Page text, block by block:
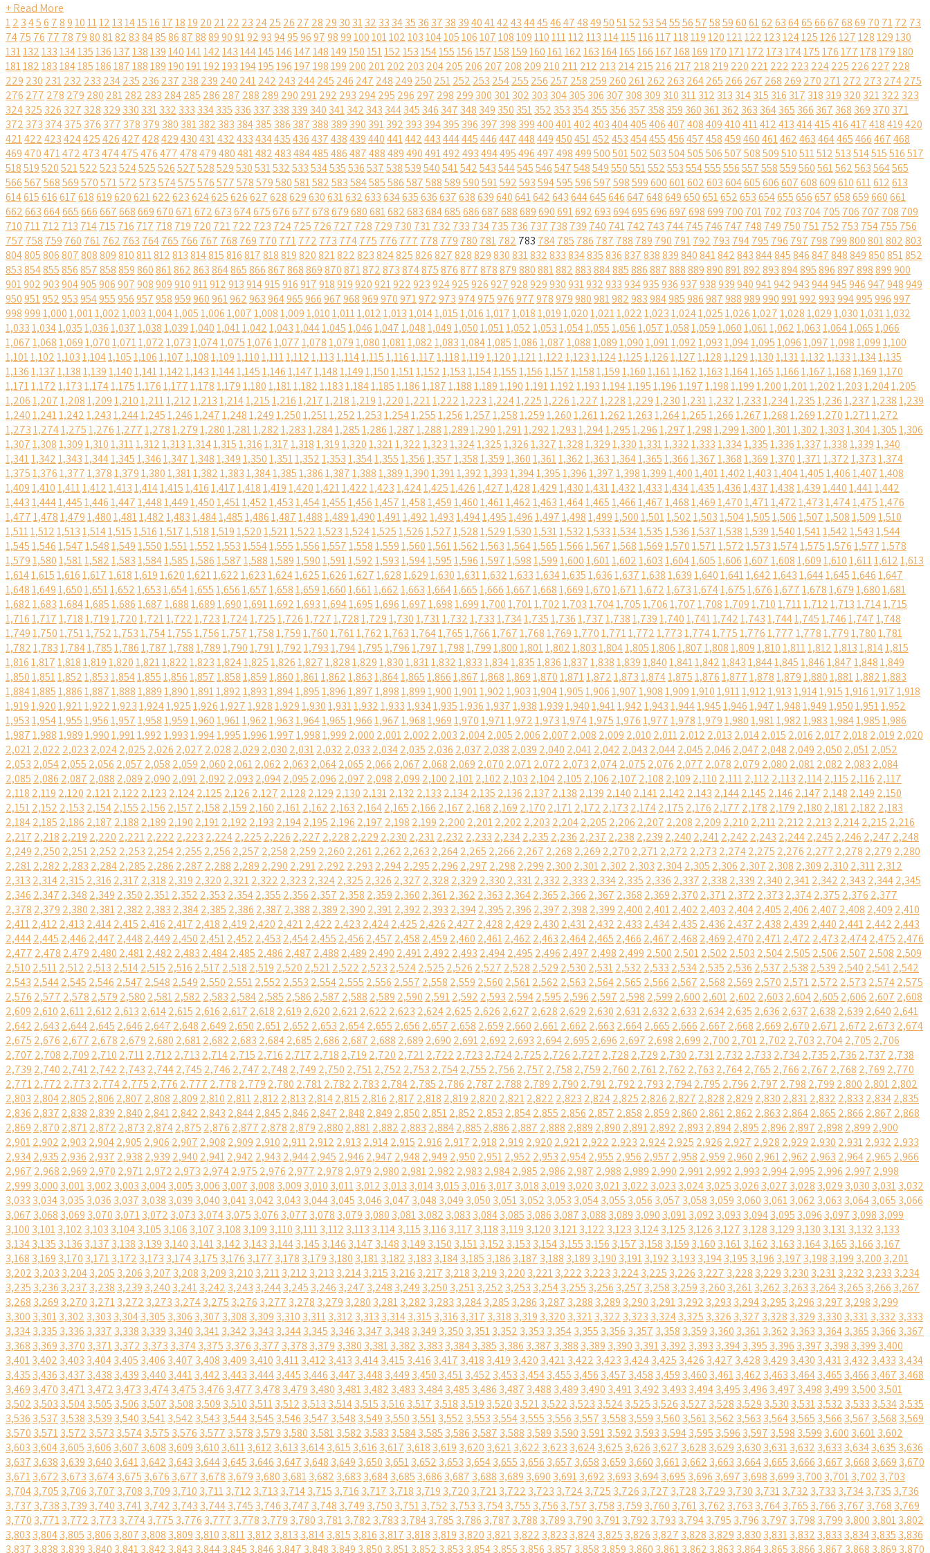
+ Read More
12 3456 78910111213141516171819 20 2122 23 2425 26 27 28 29 30 3132 33 3435 36 37 38 39404142434445464748495051525354555657585960616263646566676869 70 7172 73
7475 76 77 78 798081828384858687888990919293949596979899100101102103104105106107108109110111112113114115116117118119120121122123124125126127128129130
131132133134135136137138139140141142143144145146147148149150151152153154155156157158159160161162163164165166167168169170171172173174175176177178179180
181182183184185186187188189190191192193194195196197198199 200 201202 203 204205 206 207 208 209 210 211212 213 214215 216 217 218 219 220 221222 223 224225 226 227 228
229 230 231232 233 234235 236 237 238 239 240 241242 243 244245 246 247 248 249 250 251252 253 254255 256 257 258 259 260 261262 263 264265 266 267 268 269 270 271272 273 274275
276 277 278 279 280 281282 283 284285 286 287 288 289 290 291292 293 294295 296 297 298 299 300 301302 303 304305 306 307 308 309 310 311312 313 314315 316 317 318 319 320 321322 323
324325 326 327 328 329 330 331332 333 334335 336 337 338 339 340 341342 343 344345 346 347 348 349 350 351352 353 354355 356 357 358 359 360 361362 363 364365 366 367 368 369 370 371
372 373 374375 376 377 378 379 380 381382 383 384385 386 387 388 389 390 391392 393 394395 396 397 398 399400401402403404405406407408409410411412413414415416417418419420
421422423424425426427428429430431432433434435436437438439440441442443444445446447448449450451452453454455456457458459460461462463464465466467468
469470471472473474475476477478479480481482483484485486487488489490491492493494495496497498499500501502503504505506507508509510511512513514515516517
518519520521522523524525526527528529530531532533534535536537538539540541542543544545546547548549550551552553554555556557558559560561562563564565
566567568569570571572573574575576577578579580581582583584585586587588589590591592593594595596597598599600601602603604605606607608609610611612613
614615616617618619620621622623624625626627628629630631632633634635636637638639640641642643644645646647648649650651652653654655656657658659660661
662663664665666667668669670671672673674675676677678679680681682683684685686687688689690691692693694695696697698699 700 701702 703 704705 706 707 708 709
710 711712 713 714715 716 717 718 719 720 721722 723 724725 726 727 728 729 730 731732 733 734735 736 737 738 739 740 741742 743 744745 746 747 748 749 750 751752 753 754755 756
757 758 759 760 761762 763 764765 766 767 768 769 770 771772 773 774775 776 777 778 779 780 781782 783 784785 786 787 788 789 790 791792 793 794795 796 797 798 799800801802803
804805806807808809810811812813814815816817818819820821822823824825826827828829830831832833834835836837838839840841842843844845846847848849850851852
853854855856857858859860861862863864865866867868869870871872873874875876877878879880881882883884885886887888889890891892893894895896897898899900
901902903904905906907908909910911912913914915916917918919920921922923924925926927928929930931932933934935936937938939940941942943944945946947948949
950951952953954955956957958959960961962963964965966967968969970971972973974975976977978979980981982983984985986987988989990991992993994995996997
9989991,0001,0011,0021,0031,0041,0051,0061,0071,0081,0091,0101,0111,0121,0131,0141,0151,0161,0171,0181,0191,0201,0211,0221,0231,0241,0251,0261,0271,0281,0291,0301,0311,032
1,0331,0341,0351,0361,0371,0381,0391,0401,0411,0421,0431,0441,0451,0461,0471,0481,0491,0501,0511,0521,0531,0541,0551,0561,0571,0581,0591,0601,0611,0621,0631,0641,0651,066
1,0671,0681,0691,0701,0711,0721,0731,0741,0751,0761,0771,0781,0791,0801,0811,0821,0831,0841,0851,0861,0871,0881,0891,0901,0911,0921,0931,0941,0951,0961,0971,0981,0991,100
1,1011,1021,1031,1041,1051,1061,1071,1081,1091,1101,1111,1121,1131,1141,1151,1161,1171,1181,1191,1201,1211,1221,1231,1241,1251,1261,1271,1281,1291,1301,1311,1321,1331,1341,135
1,1361,1371,1381,1391,1401,1411,1421,1431,1441,1451,1461,1471,1481,1491,1501,1511,1521,1531,1541,1551,1561,1571,1581,1591,1601,1611,1621,1631,1641,1651,1661,1671,1681,1691,170
1,1711,1721,1731,1741,1751,1761,1771,1781,1791,1801,1811,1821,1831,1841,1851,1861,1871,1881,1891,1901,1911,1921,1931,1941,1951,1961,1971,1981,1991,2001,2011,2021,2031,2041,205
1,2061,2071,2081,2091,2101,2111,2121,2131,2141,2151,2161,2171,2181,2191,2201,2211,2221,2231,2241,2251,2261,2271,2281,2291,2301,2311,2321,2331,2341,2351,2361,2371,2381,239
1,2401,2411,2421,2431,2441,2451,2461,2471,2481,2491,2501,2511,2521,2531,2541,2551,2561,2571,2581,2591,2601,2611,2621,2631,2641,2651,2661,2671,2681,2691,2701,2711,272
1,2731,2741,2751,2761,2771,2781,2791,2801,2811,2821,2831,2841,2851,2861,2871,2881,2891,2901,2911,2921,2931,2941,2951,2961,2971,2981,2991,3001,3011,3021,3031,3041,3051,306
1,3071,3081,3091,3101,3111,3121,3131,3141,3151,3161,3171,3181,3191,3201,3211,3221,3231,3241,3251,3261,3271,3281,3291,3301,3311,3321,3331,3341,3351,3361,3371,3381,3391,340
1,3411,3421,3431,3441,3451,3461,3471,3481,3491,3501,3511,3521,3531,3541,3551,3561,3571,3581,3591,3601,3611,3621,3631,3641,3651,3661,3671,3681,3691,3701,3711,3721,3731,374
1,3751,3761,3771,3781,3791,3801,3811,3821,3831,3841,3851,3861,3871,3881,3891,3901,3911,3921,3931,3941,3951,3961,3971,3981,3991,4001,4011,4021,4031,4041,4051,4061,4071,408
1,4091,4101,4111,4121,4131,4141,4151,4161,4171,4181,4191,4201,4211,4221,4231,4241,4251,4261,4271,4281,4291,4301,4311,4321,4331,4341,4351,4361,4371,4381,4391,4401,4411,442
1,4431,4441,4451,4461,4471,4481,4491,4501,4511,4521,4531,4541,4551,4561,4571,4581,4591,4601,4611,4621,4631,4641,4651,4661,4671,4681,4691,4701,4711,4721,4731,4741,4751,476
1,4771,4781,4791,4801,4811,4821,4831,4841,4851,4861,4871,4881,4891,4901,4911,4921,4931,4941,4951,4961,4971,4981,4991,5001,5011,5021,5031,5041,5051,5061,5071,5081,5091,510
1,5111,5121,5131,5141,5151,5161,5171,5181,5191,5201,5211,5221,5231,5241,5251,5261,5271,5281,5291,5301,5311,5321,5331,5341,5351,5361,5371,5381,5391,5401,5411,5421,5431,544
1,5451,5461,5471,5481,5491,5501,5511,5521,5531,5541,5551,5561,5571,5581,5591,5601,5611,5621,5631,5641,5651,5661,5671,5681,5691,5701,5711,5721,5731,5741,5751,5761,5771,578
1,5791,5801,5811,5821,5831,5841,5851,5861,5871,5881,5891,5901,5911,5921,5931,5941,5951,5961,5971,5981,5991,6001,6011,6021,6031,6041,6051,6061,6071,6081,6091,6101,6111,6121,613
1,6141,6151,6161,6171,6181,6191,6201,6211,6221,6231,6241,6251,6261,6271,6281,6291,6301,6311,6321,6331,6341,6351,6361,6371,6381,6391,6401,6411,6421,6431,6441,6451,6461,647
1,6481,6491,6501,6511,6521,6531,6541,6551,6561,6571,6581,6591,6601,6611,6621,6631,6641,6651,6661,6671,6681,6691,6701,6711,6721,6731,6741,6751,6761,6771,6781,6791,6801,681
1,6821,6831,6841,6851,6861,6871,6881,6891,6901,6911,6921,6931,6941,6951,6961,6971,6981,6991,7001,7011,7021,7031,7041,7051,7061,7071,7081,7091,7101,7111,7121,7131,7141,715
1,7161,7171,7181,7191,7201,7211,7221,7231,7241,7251,7261,7271,7281,7291,7301,7311,7321,7331,7341,7351,7361,7371,7381,7391,7401,7411,7421,7431,7441,7451,7461,7471,748
1,7491,7501,7511,7521,7531,7541,7551,7561,7571,7581,7591,7601,7611,7621,7631,7641,7651,7661,7671,7681,7691,7701,7711,7721,7731,7741,7751,7761,7771,7781,7791,7801,781
1,7821,7831,7841,7851,7861,7871,7881,7891,7901,7911,7921,7931,7941,7951,7961,7971,7981,7991,8001,8011,8021,8031,8041,8051,8061,8071,8081,8091,8101,8111,8121,8131,8141,815
1,8161,8171,8181,8191,8201,8211,8221,8231,8241,8251,8261,8271,8281,8291,8301,8311,8321,8331,8341,8351,8361,8371,8381,8391,8401,8411,8421,8431,8441,8451,8461,8471,8481,849
1,8501,8511,8521,8531,8541,8551,8561,8571,8581,8591,8601,8611,8621,8631,8641,8651,8661,8671,8681,8691,8701,8711,8721,8731,8741,8751,8761,8771,8781,8791,8801,8811,8821,883
1,8841,8851,8861,8871,8881,8891,8901,8911,8921,8931,8941,8951,8961,8971,8981,8991,9001,9011,9021,9031,9041,9051,9061,9071,9081,9091,9101,9111,9121,9131,9141,9151,9161,9171,918
1,9191,9201,9211,9221,9231,9241,9251,9261,9271,9281,9291,9301,9311,9321,9331,9341,9351,9361,9371,9381,9391,9401,9411,9421,9431,9441,9451,9461,9471,9481,9491,9501,9511,952
1,9531,9541,9551,9561,9571,9581,9591,9601,9611,9621,9631,9641,9651,9661,9671,9681,9691,9701,9711,9721,9731,9741,9751,9761,9771,9781,9791,9801,9811,9821,9831,9841,9851,986
1,9871,9881,9891,9901,9911,9921,9931,9941,9951,9961,9971,9981,999 2,000 2,0012,002 2,003 2,0042,005 2,006 2,007 2,008 2,009 2,010 2,0112,012 2,013 2,0142,015 2,016 2,017 2,018 2,019 2,020
2,0212,022 2,023 2,0242,025 2,026 2,027 2,028 2,029 2,030 2,0312,032 2,033 2,0342,035 2,036 2,037 2,038 2,039 2,040 2,0412,042 2,043 2,0442,045 2,046 2,047 2,048 2,049 2,050 2,0512,052
2,053 2,0542,055 2,056 2,057 2,058 2,059 2,060 2,0612,062 2,063 2,0642,065 2,066 2,067 2,068 2,069 2,070 2,0712,072 2,073 2,0742,075 2,076 2,077 2,078 2,079 2,080 2,0812,082 2,083 2,084
2,085 2,086 2,087 2,088 2,089 2,090 2,0912,092 2,093 2,0942,095 2,096 2,097 2,098 2,099 2,100 2,1012,102 2,103 2,1042,105 2,106 2,107 2,108 2,109 2,110 2,1112,112 2,113 2,1142,115 2,116 2,117
2,118 2,119 2,120 2,1212,122 2,123 2,1242,125 2,126 2,127 2,128 2,129 2,130 2,1312,132 2,133 2,1342,135 2,136 2,137 2,138 2,139 2,140 2,1412,142 2,143 2,1442,145 2,146 2,147 2,148 2,149 2,150
2,1512,152 2,153 2,1542,155 2,156 2,157 2,158 2,159 2,160 2,1612,162 2,163 2,1642,165 2,166 2,167 2,168 2,169 2,170 2,1712,172 2,173 2,1742,175 2,176 2,177 2,178 2,179 2,180 2,1812,182 2,183
2,1842,185 2,186 2,187 2,188 2,189 2,190 2,1912,192 2,193 2,1942,195 2,196 2,197 2,198 2,199 2,200 2,2012,202 2,203 2,2042,205 2,206 2,207 2,208 2,209 2,210 2,2112,212 2,213 2,2142,215 2,216
2,217 2,218 2,219 2,220 2,2212,222 2,223 2,2242,225 2,226 2,227 2,228 2,229 2,230 2,2312,232 2,233 2,2342,235 2,236 2,237 2,238 2,239 2,240 2,2412,242 2,243 2,2442,245 2,246 2,247 2,248
2,249 2,250 2,2512,252 2,253 2,2542,255 2,256 2,257 2,258 2,259 2,260 2,2612,262 2,263 2,2642,265 2,266 2,267 2,268 2,269 2,270 2,2712,272 2,273 2,2742,275 2,276 2,277 2,278 2,279 2,280
2,2812,282 2,283 2,2842,285 2,286 2,287 2,288 2,289 2,290 2,2912,292 2,293 2,2942,295 2,296 2,297 2,298 2,299 2,300 2,3012,302 2,303 2,3042,305 2,306 2,307 2,308 2,309 2,310 2,3112,312
2,313 2,3142,315 2,316 2,317 2,318 2,319 2,320 2,3212,322 2,323 2,3242,325 2,326 2,327 2,328 2,329 2,330 2,3312,332 2,333 2,3342,335 2,336 2,337 2,338 2,339 2,340 2,3412,342 2,343 2,3442,345
2,346 2,347 2,348 2,349 2,350 2,3512,352 2,353 2,3542,355 2,356 2,357 2,358 2,359 2,360 2,3612,362 2,363 2,3642,365 2,366 2,367 2,368 2,369 2,370 2,3712,372 2,373 2,3742,375 2,376 2,377
2,378 2,379 2,380 2,3812,382 2,383 2,3842,385 2,386 2,387 2,388 2,389 2,390 2,3912,392 2,393 2,3942,395 2,396 2,397 2,398 2,399 2,400 2,4012,402 2,403 2,4042,405 2,406 2,407 2,408 2,409 2,410
2,4112,412 2,413 2,4142,415 2,416 2,417 2,418 2,419 2,420 2,4212,422 2,423 2,4242,425 2,426 2,427 2,428 2,429 2,430 2,4312,432 2,433 2,4342,435 2,436 2,437 2,438 2,439 2,440 2,4412,442 2,443
2,4442,445 2,446 2,447 2,448 2,449 2,450 2,4512,452 2,453 2,4542,455 2,456 2,457 2,458 2,459 2,460 2,4612,462 2,463 2,4642,465 2,466 2,467 2,468 2,469 2,470 2,4712,472 2,473 2,4742,475 2,476
2,477 2,478 2,479 2,480 2,4812,482 2,483 2,4842,485 2,486 2,487 2,488 2,489 2,490 2,4912,492 2,493 2,4942,495 2,496 2,497 2,498 2,499 2,500 2,5012,502 2,503 2,5042,505 2,506 2,507 2,508 2,509
2,510 2,5112,512 2,513 2,5142,515 2,516 2,517 2,518 2,519 2,520 2,5212,522 2,523 2,5242,525 2,526 2,527 2,528 2,529 2,530 2,5312,532 2,533 2,5342,535 2,536 2,537 2,538 2,539 2,540 2,5412,542
2,543 2,5442,545 2,546 2,547 2,548 2,549 2,550 2,5512,552 2,553 2,5542,555 2,556 2,557 2,558 2,559 2,560 2,5612,562 2,563 2,5642,565 2,566 2,567 2,568 2,569 2,570 2,5712,572 2,573 2,5742,575
2,576 2,577 2,578 2,579 2,580 2,5812,582 2,583 2,5842,585 2,586 2,587 2,588 2,589 2,590 2,5912,592 2,593 2,5942,595 2,596 2,597 2,598 2,599 2,600 2,6012,602 2,603 2,6042,605 2,606 2,607 2,608
2,609 2,610 2,6112,612 2,613 2,6142,615 2,616 2,617 2,618 2,619 2,620 2,6212,622 2,623 2,6242,625 2,626 2,627 2,628 2,629 2,630 2,6312,632 2,633 2,6342,635 2,636 2,637 2,638 2,639 2,640 2,641
2,642 2,643 2,6442,645 2,646 2,647 2,648 2,649 2,650 2,6512,652 2,653 2,6542,655 2,656 2,657 2,658 2,659 2,660 2,6612,662 2,663 2,6642,665 2,666 2,667 2,668 2,669 2,670 2,6712,672 2,673 2,674
2,675 2,676 2,677 2,678 2,679 2,680 2,6812,682 2,683 2,6842,685 2,686 2,687 2,688 2,689 2,690 2,6912,692 2,693 2,6942,695 2,696 2,697 2,698 2,699 2,700 2,7012,702 2,703 2,7042,705 2,706
2,707 2,708 2,709 2,710 2,7112,712 2,713 2,7142,715 2,716 2,717 2,718 2,719 2,720 2,7212,722 2,723 2,7242,725 2,726 2,727 2,728 2,729 2,730 2,7312,732 2,733 2,7342,735 2,736 2,737 2,738
2,739 2,740 2,7412,742 2,743 2,7442,745 2,746 2,747 2,748 2,749 2,750 2,7512,752 2,753 2,7542,755 2,756 2,757 2,758 2,759 2,760 2,7612,762 2,763 2,7642,765 2,766 2,767 2,768 2,769 2,770
2,7712,772 2,773 2,7742,775 2,776 2,777 2,778 2,779 2,780 2,7812,782 2,783 2,7842,785 2,786 2,787 2,788 2,789 2,790 2,7912,792 2,793 2,7942,795 2,796 2,797 2,798 2,799 2,800 2,8012,802
2,803 2,8042,805 2,806 2,807 2,808 2,809 2,810 2,8112,812 2,813 2,8142,815 2,816 2,817 2,818 2,819 2,820 2,8212,822 2,823 2,8242,825 2,826 2,827 2,828 2,829 2,830 2,8312,832 2,833 2,8342,835
2,836 2,837 2,838 2,839 2,840 2,8412,842 2,843 2,8442,845 2,846 2,847 2,848 2,849 2,850 2,8512,852 2,853 2,8542,855 2,856 2,857 2,858 2,859 2,860 2,8612,862 2,863 2,8642,865 2,866 2,867 2,868
2,869 2,870 2,8712,872 2,873 2,8742,875 2,876 2,877 2,878 2,879 2,880 2,8812,882 2,883 2,8842,885 2,886 2,887 2,888 2,889 2,890 2,8912,892 2,893 2,8942,895 2,896 2,897 2,898 2,899 2,900
2,9012,902 2,903 2,9042,905 2,906 2,907 2,908 2,909 2,910 2,9112,912 2,913 2,9142,915 2,916 2,917 2,918 2,919 2,920 2,9212,922 2,923 2,9242,925 2,926 2,927 2,928 2,929 2,930 2,9312,932 2,933
2,9342,935 2,936 2,937 2,938 2,939 2,940 2,9412,942 2,943 2,9442,945 2,946 2,947 2,948 2,949 2,950 2,9512,952 2,953 2,9542,955 2,956 2,957 2,958 2,959 2,960 2,9612,962 2,963 2,9642,965 2,966
2,967 2,968 2,969 2,970 2,9712,972 2,973 2,9742,975 2,976 2,977 2,978 2,979 2,980 2,9812,982 2,983 2,9842,985 2,986 2,987 2,988 2,989 2,990 2,9912,992 2,993 2,9942,995 2,996 2,997 2,998
2,999 3,000 3,0013,002 3,003 3,0043,005 3,006 3,007 3,008 3,009 3,010 3,0113,012 3,013 3,0143,015 3,016 3,017 3,018 3,019 3,020 3,0213,022 3,023 3,0243,025 3,026 3,027 3,028 3,029 3,030 3,0313,032
3,033 3,0343,035 3,036 3,037 3,038 3,039 3,040 3,0413,042 3,043 3,0443,045 3,046 3,047 3,048 3,049 3,050 3,0513,052 3,053 3,0543,055 3,056 3,057 3,058 3,059 3,060 3,0613,062 3,063 3,0643,065 3,066
3,067 3,068 3,069 3,070 3,0713,072 3,073 3,0743,075 3,076 3,077 3,078 3,079 3,080 3,0813,082 3,083 3,0843,085 3,086 3,087 3,088 3,089 3,090 3,0913,092 3,093 3,0943,095 3,096 3,097 3,098 3,099
3,100 3,1013,102 3,103 3,1043,105 3,106 3,107 3,108 3,109 3,110 3,1113,112 3,113 3,1143,115 3,116 3,117 3,118 3,119 3,120 3,1213,122 3,123 3,1243,125 3,126 3,127 3,128 3,129 3,130 3,1313,132 3,133
3,1343,135 3,136 3,137 3,138 3,139 3,140 3,1413,142 3,143 3,1443,145 3,146 3,147 3,148 3,149 3,150 3,1513,152 3,153 3,1543,155 3,156 3,157 3,158 3,159 3,160 3,1613,162 3,163 3,1643,165 3,166 3,167
3,168 3,169 3,170 3,1713,172 3,173 3,1743,175 3,176 3,177 3,178 3,179 3,180 3,1813,182 3,183 3,1843,185 3,186 3,187 3,188 3,189 3,190 3,1913,192 3,193 3,1943,195 3,196 3,197 3,198 3,199 3,200 3,201
3,202 3,203 3,2043,205 3,206 3,207 3,208 3,209 3,210 3,2113,212 3,213 3,2143,215 3,216 3,217 3,218 3,219 3,220 3,2213,222 3,223 3,2243,225 3,226 3,227 3,228 3,229 3,230 3,2313,232 3,233 3,234
3,235 3,236 3,237 3,238 3,239 3,240 3,2413,242 3,243 3,2443,245 3,246 3,247 3,248 3,249 3,250 3,2513,252 3,253 3,2543,255 3,256 3,257 3,258 3,259 3,260 3,2613,262 3,263 3,2643,265 3,266 3,267
3,268 3,269 3,270 3,2713,272 3,273 3,2743,275 3,276 3,277 3,278 3,279 3,280 3,2813,282 3,283 3,2843,285 3,286 3,287 3,288 3,289 3,290 3,2913,292 3,293 3,2943,295 3,296 3,297 3,298 3,299
3,300 3,3013,302 3,303 3,3043,305 3,306 3,307 3,308 3,309 3,310 3,3113,312 3,313 3,3143,315 3,316 3,317 3,318 3,319 3,320 3,3213,322 3,323 3,3243,325 3,326 3,327 3,328 3,329 3,330 3,3313,332 3,333
3,3343,335 3,336 3,337 3,338 3,339 3,340 3,3413,342 3,343 3,3443,345 3,346 3,347 3,348 3,349 3,350 3,3513,352 3,353 3,3543,355 3,356 3,357 3,358 3,359 3,360 3,3613,362 3,363 3,3643,365 3,366 3,367
3,368 3,369 3,370 3,3713,372 3,373 3,3743,375 3,376 3,377 3,378 3,379 3,380 3,3813,382 3,383 3,3843,385 3,386 3,387 3,388 3,389 3,390 3,3913,392 3,393 3,3943,395 3,396 3,397 3,398 3,399 3,400
3,4013,402 3,403 3,4043,405 3,406 3,407 3,408 3,409 3,410 3,4113,412 3,413 3,4143,415 3,416 3,417 3,418 3,419 3,420 3,4213,422 3,423 3,4243,425 3,426 3,427 3,428 3,429 3,430 3,4313,432 3,433 3,434
3,435 3,436 3,437 3,438 3,439 3,440 3,4413,442 3,443 3,4443,445 3,446 3,447 3,448 3,449 3,450 3,4513,452 3,453 3,4543,455 3,456 3,457 3,458 3,459 3,460 3,4613,462 3,463 3,4643,465 3,466 3,467 3,468
3,469 3,470 3,4713,472 3,473 3,4743,475 3,476 3,477 3,478 3,479 3,480 3,4813,482 3,483 3,4843,485 3,486 3,487 3,488 3,489 3,490 3,4913,492 3,493 3,4943,495 3,496 3,497 3,498 3,499 3,500 3,501
3,502 3,503 3,5043,505 3,506 3,507 3,508 3,509 3,510 3,5113,512 3,513 3,5143,515 3,516 3,517 3,518 3,519 3,520 3,5213,522 3,523 3,5243,525 3,526 3,527 3,528 3,529 3,530 3,5313,532 3,533 3,5343,535
3,536 3,537 3,538 3,539 3,540 3,5413,542 3,543 3,5443,545 3,546 3,547 3,548 3,549 3,550 3,5513,552 3,553 3,5543,555 3,556 3,557 3,558 3,559 3,560 3,5613,562 3,563 3,5643,565 3,566 3,567 3,568 3,569
3,570 3,5713,572 3,573 3,5743,575 3,576 3,577 3,578 3,579 3,580 3,5813,582 3,583 3,5843,585 3,586 3,587 3,588 3,589 3,590 3,5913,592 3,593 3,5943,595 3,596 3,597 3,598 3,599 3,600 3,6013,602
3,603 3,6043,605 3,606 3,607 3,608 3,609 3,610 3,6113,612 3,613 3,6143,615 3,616 3,617 3,618 3,619 3,620 3,6213,622 3,623 3,6243,625 3,626 3,627 3,628 3,629 3,630 3,6313,632 3,633 3,6343,635 3,636
3,637 3,638 3,639 3,640 3,6413,642 3,643 3,6443,645 3,646 3,647 3,648 3,649 3,650 3,6513,652 3,653 3,6543,655 3,656 3,657 3,658 3,659 3,660 3,6613,662 3,663 3,6643,665 3,666 3,667 3,668 3,669 3,670
3,6713,672 3,673 3,6743,675 3,676 3,677 3,678 3,679 3,680 3,6813,682 3,683 3,6843,685 3,686 3,687 3,688 3,689 3,690 3,6913,692 3,693 3,6943,695 3,696 3,697 3,698 3,699 3,700 3,7013,702 3,703
3,7043,705 3,706 3,707 3,708 3,709 3,710 3,7113,712 3,713 3,7143,715 3,716 3,717 3,718 3,719 3,720 3,7213,722 3,723 3,7243,725 3,726 3,727 3,728 3,729 3,730 3,7313,732 3,733 3,7343,735 3,736
3,737 3,738 3,739 3,740 3,7413,742 3,743 3,7443,745 3,746 3,747 3,748 3,749 3,750 3,7513,752 3,753 3,7543,755 3,756 3,757 3,758 3,759 3,760 3,7613,762 3,763 3,7643,765 3,766 3,767 3,768 3,769
3,770 3,7713,772 3,773 3,7743,775 3,776 3,777 3,778 3,779 3,780 3,7813,782 3,783 3,7843,785 3,786 3,787 3,788 3,789 3,790 3,7913,792 3,793 3,7943,795 3,796 3,797 3,798 3,799 3,800 3,8013,802
3,803 3,8043,805 3,806 3,807 3,808 3,809 3,810 3,8113,812 3,813 3,8143,815 3,816 3,817 3,818 3,819 3,820 3,8213,822 3,823 3,8243,825 3,826 3,827 3,828 3,829 3,830 3,8313,832 3,833 3,8343,835 3,836
3,837 3,838 3,839 3,840 3,8413,842 3,843 3,8443,845 3,846 3,847 3,848 3,849 3,850 3,8513,852 3,853 3,8543,855 3,856 3,857 3,858 3,859 3,860 3,8613,862 3,863 3,8643,865 3,866 3,867 3,868 3,869 3,870